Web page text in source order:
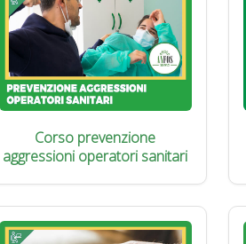
Corso prevenzione
aggressioni operatori sanitari